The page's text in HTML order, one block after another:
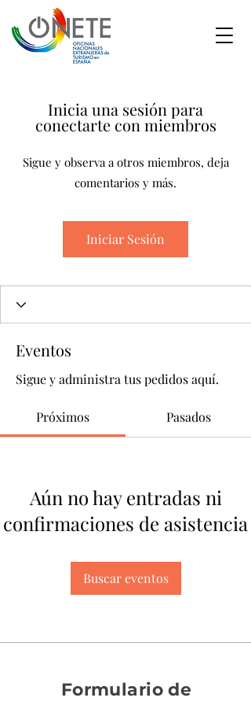
Inicia una sesión para
conectarte con miembros
Sigue y observa a otros miembros, deja
comentarios y más.
Iniciar Sesión
Eventos
Sigue y administra tus pedidos aquí.
Próximos Pasados
Aún no hay entradas ni
confirmaciones de asistencia
Buscar eventos
Formulario de